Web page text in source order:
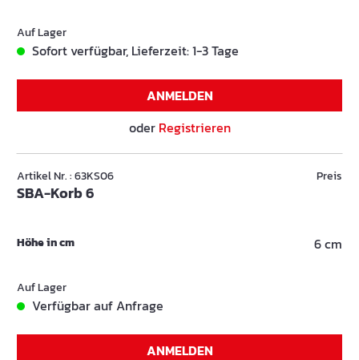
Auf Lager
Sofort verfügbar, Lieferzeit: 1-3 Tage
ANMELDEN
oder Registrieren
Artikel Nr. : 63KS06
SBA-Korb 6
Preis
Höhe in cm 6 cm
Auf Lager
Verfügbar auf Anfrage
ANMELDEN